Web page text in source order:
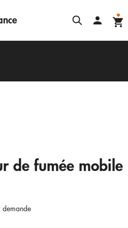
de fumée mobile
demande